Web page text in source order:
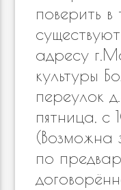
поверить в
адресу
культуры
переулок
пятница,
(Возможна
по